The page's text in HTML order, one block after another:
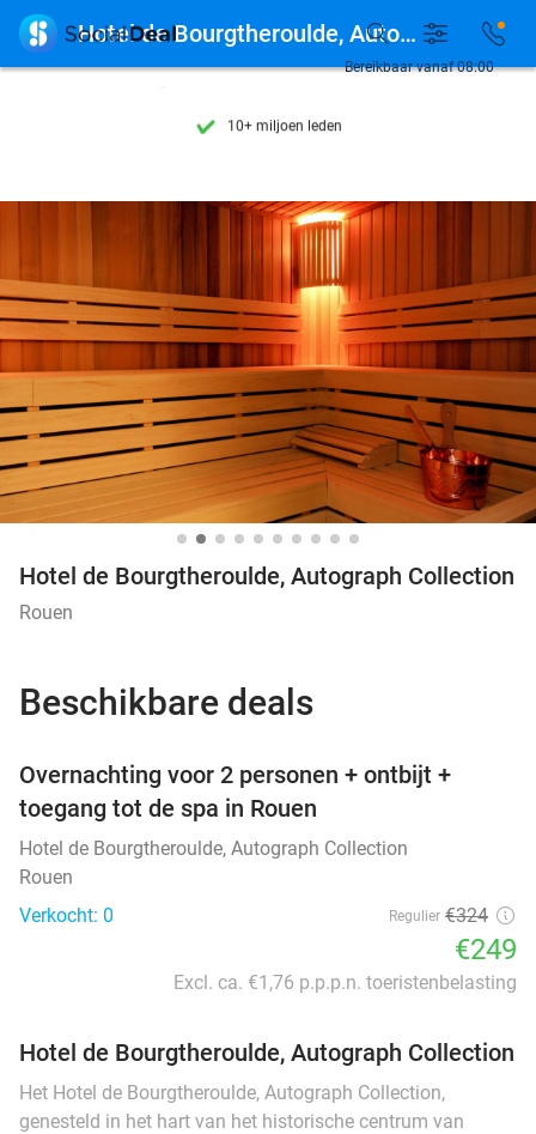
7 dagen per week beschikbaar
7 dagen per week beschikbaar
10+ miljoen leden
Bereikbaar vanaf 08:00
 Hotel de Bourgtheroulde, Autograph Collection
Hotel de Bourgtheroulde, Autograph Collection
Rouen
Beschikbare deals
Overnachting voor 2 personen + ontbijt +
toegang tot de spa in Rouen
Hotel de Bourgtheroulde, Autograph Collection
Rouen
Verkocht: 0
Regulier €324
€249
Excl. ca. €1,76 p.p.p.n. toeristenbelasting
Hotel de Bourgtheroulde, Autograph Collection
Het Hotel de Bourgtheroulde, Autograph Collection,
genesteld in het hart van het historische centrum van